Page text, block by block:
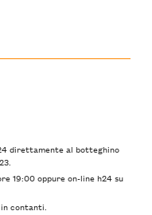
direttamente al botteghino
19:00 oppure on-line h24 su
contanti.